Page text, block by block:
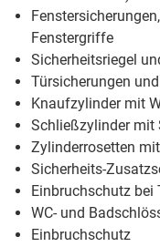
Fenstergriffe
Sicherheitsriegel
Türsicherungen
Knaufzylinder mit
Schließzylinder mit
Zylinderrosetten
Sicherheits-
Einbruchschutz bei
WC- und
Einbruchschutz